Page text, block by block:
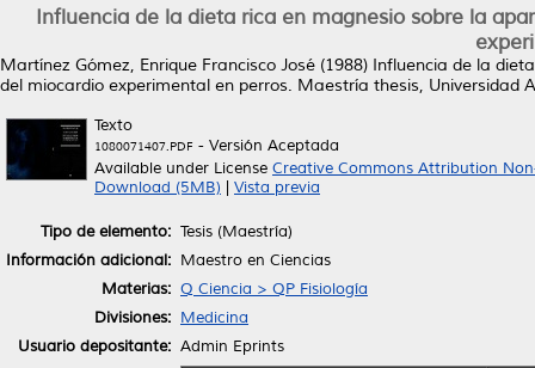
Influencia de la dieta rica en magnesio sobre la
Martínez Gómez, Enrique Francisco José (1988) Influencia de la
del miocardio experimental en perros. Maestría thesis, Universidad
Texto
1080071407.PDF - Versión Aceptada
Available under License Creative Commons Attribution
Download (5MB)
Vista previa
Tipo de elemento: Tesis (Maestría)
Información adicional: Maestro en Ciencias
Materias: Q Ciencia > QP Fisiología
Divisiones: Medicina
Usuario depositante: Admin Eprints